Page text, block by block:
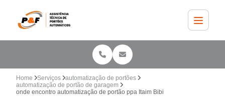
Home Serviços
automatização de portões
automatização de portão de garagem
onde encontro automatização de portão ppa Itaim Bibi